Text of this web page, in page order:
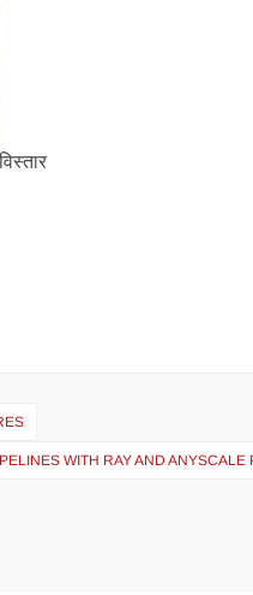
WITH RAY AND